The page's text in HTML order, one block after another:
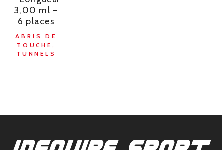
3,00 ml –
6 places
ABRIS DE
TOUCHE,
TUNNELS